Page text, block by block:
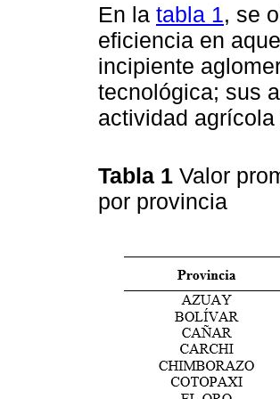
En la tabla 1 , se
eficiencia en
incipiente
tecnológica; sus
actividad
Tabla 1 Valor
por provincia